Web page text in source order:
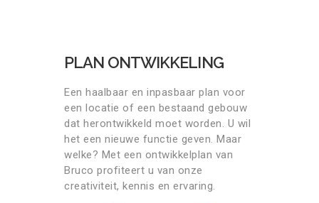
PLAN ONTWIKKELING
Een haalbaar en inpasbaar plan voor
een locatie of een bestaand gebouw
dat herontwikkeld moet worden. U wil
het een nieuwe functie geven. Maar
welke? Met een ontwikkelplan van
Bruco profiteert u van onze
creativiteit, kennis en ervaring.